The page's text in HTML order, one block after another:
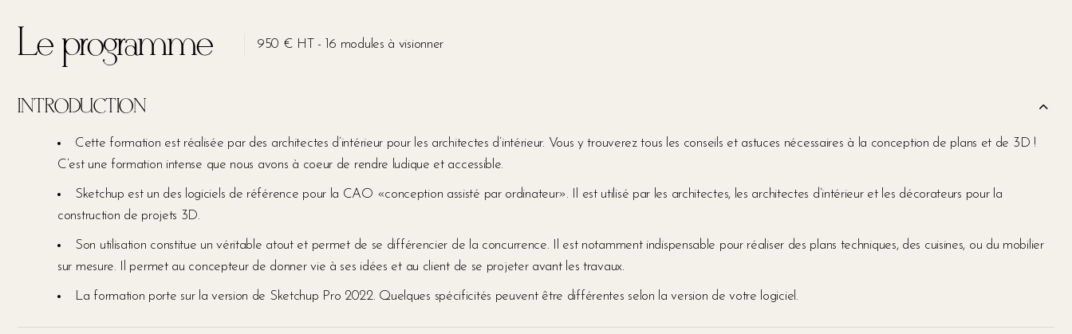
Le programme 950 € HT - 16 modules à visionner
INTRODUCTION
Cette formation est réalisée par des architectes d’intérieur pour les architectes d’intérieur. Vous y trouverez tous les conseils et astuces nécessaires à la conception de plans et de 3D !
C’est une formation intense que nous avons à coeur de rendre ludique et accessible.
Sketchup est un des logiciels de référence pour la CAO «conception assisté par ordinateur». Il est utilisé par les architectes, les architectes d’intérieur et les décorateurs pour la
construction de projets 3D.
Son utilisation constitue un véritable atout et permet de se différencier de la concurrence. Il est notamment indispensable pour réaliser des plans techniques, des cuisines, ou du mobilier
sur mesure. Il permet au concepteur de donner vie à ses idées et au client de se projeter avant les travaux.
La formation porte sur la version de Sketchup Pro 2022. Quelques spécificités peuvent être différentes selon la version de votre logiciel.